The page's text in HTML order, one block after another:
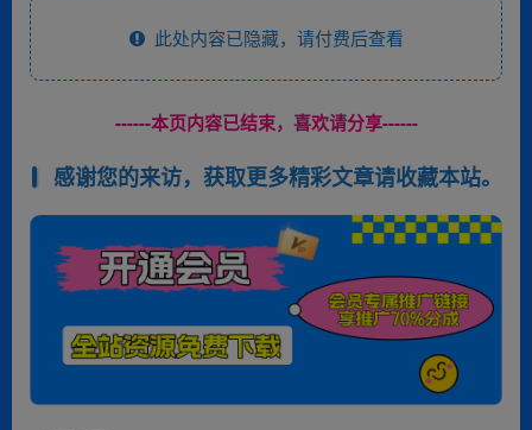
此处内容已隐藏，请付费后查看
------本页内容已结束，喜欢请分享------
感谢您的来访，获取更多精彩文章请收藏本站。